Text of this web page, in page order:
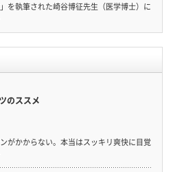
を執筆された崎谷博征先生（医学博士）に
のススメ
がかからない。本当はスッキリ爽快に目覚